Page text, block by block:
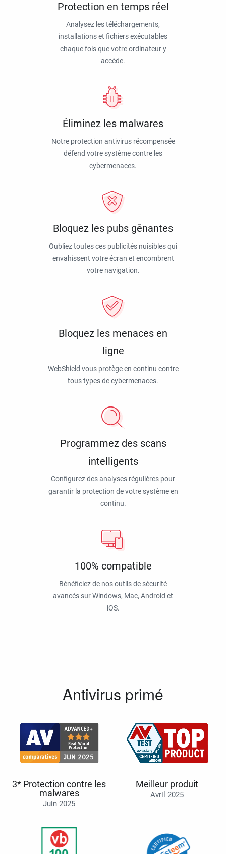
Protection en temps réel
Analysez les téléchargements,
installations et fichiers exécutables
chaque fois que votre ordinateur y
accède.
Éliminez les malwares
Notre protection antivirus récompensée
défend votre système contre les
cybermenaces.
Bloquez les pubs gênantes
Oubliez toutes ces publicités nuisibles qui
envahissent votre écran et encombrent
votre navigation.
Bloquez les menaces en
ligne
WebShield vous protège en continu contre
tous types de cybermenaces.
Programmez des scans
intelligents
Configurez des analyses régulières pour
garantir la protection de votre système en
continu.
100% compatible
Bénéficiez de nos outils de sécurité
avancés sur Windows, Mac, Android et
iOS.
Antivirus primé
3* Protection contre les
malwares
Juin 2025
Meilleur produit
Avril 2025